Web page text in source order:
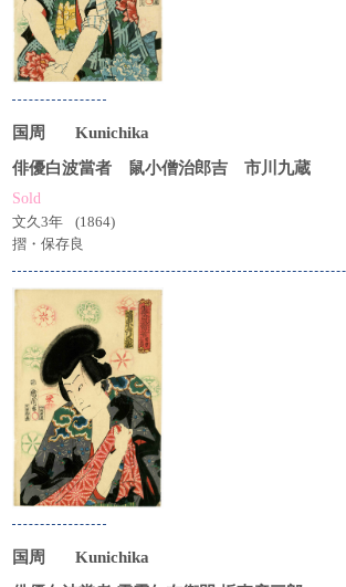
国周
Kunichika
俳優白波當者 鼠小僧治郎吉 市川九蔵
Sold
文久3年
(1864)
摺・保存良
国周
Kunichika